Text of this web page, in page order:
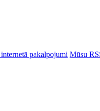
pakalpojumi Mūsu